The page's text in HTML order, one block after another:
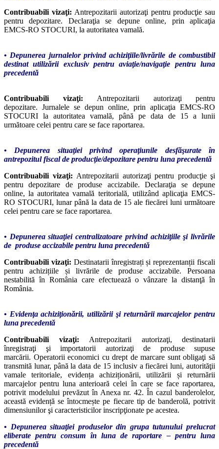
Contribuabili vizaţi: Antrepozitarii autorizaţi pentru producţie sau
pentru depozitare.
Declaraţia se depune online, prin aplicaţia
EMCS-RO STOCURI, la autoritatea vamală.
• Depunerea jurnalelor privind achiziţiile/livrările de combustibil
destinat utilizării exclusiv pentru aviaţie/navigaţie pentru luna
precedentă
Contribuabili vizaţi: Antrepozitarii autorizaţi pentru
depozitare. Jurnalele se depun online, prin aplicaţia EMCS-RO
STOCURI la autoritatea vamală, până pe data de 15 a lunii
următoare celei pentru care se face raportarea.
• Depunerea situaţiei privind operaţiunile desfăşurate în
antrepozitul fiscal de producţie/depozitare pentru luna precedentă
Contribuabili vizaţi: Antrepozitarii autorizaţi pentru producţie şi
pentru depozitare de produse accizabile. Declaraţia se depune
online, la autoritatea vamală teritorială, utilizând aplicaţia EMCS-
RO STOCURI, lunar până la data de 15 ale fiecărei luni următoare
celei pentru care se face raportarea.
• Depunerea situaţiei centralizatoare privind achiziţiile şi livrările
de produse accizabile pentru luna precedentă
Contribuabili vizaţi: Destinatarii înregistrați și reprezentanții fiscali
pentru achizițiile și livrările de produse accizabile. Persoana
nestabilită în România care efectuează o vânzare la distanţă în
România.
• Evidenţa achiziţionării, utilizării şi returnării marcajelor pentru
luna precedentă
Contribuabili vizaţi: Antrepozitarii autorizaţi, destinatarii
înregistraţi şi importatorii autorizaţi de produse supuse
marcării. Operatorii economici cu drept de marcare sunt obligaţi să
transmită lunar, până la data de 15 inclusiv a fiecărei luni, autorităţii
vamale teritoriale, evidența achiziționării, utilizării și returnării
marcajelor pentru luna anterioară celei în care se face raportarea,
potrivit modelului prevăzut în Anexa nr. 42. În cazul banderolelor,
această evidență se întocmește pe fiecare tip de banderolă, potrivit
dimensiunilor şi caracteristicilor inscripţionate pe acestea.
• Depunerea situaţiei produselor din grupa tutunului prelucrat
eliberate pentru consum în luna de raportare – pentru luna
precedentă